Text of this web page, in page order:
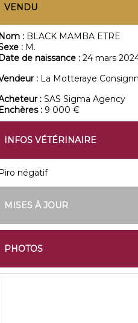
VENDU
Nom : BLACK MAMBA ETRE
: M.
Date de naissance : 24 mars
: La Motteraye
: SAS Sigma Agency
Enchères : 9 000 €
INFOS VÉTÉRINAIRE
négatif
MISES À JOUR
PHOTOS